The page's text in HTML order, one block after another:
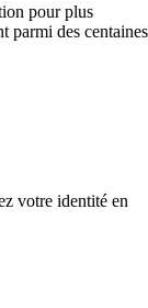
pour plus
parmi des centaines
votre identité en